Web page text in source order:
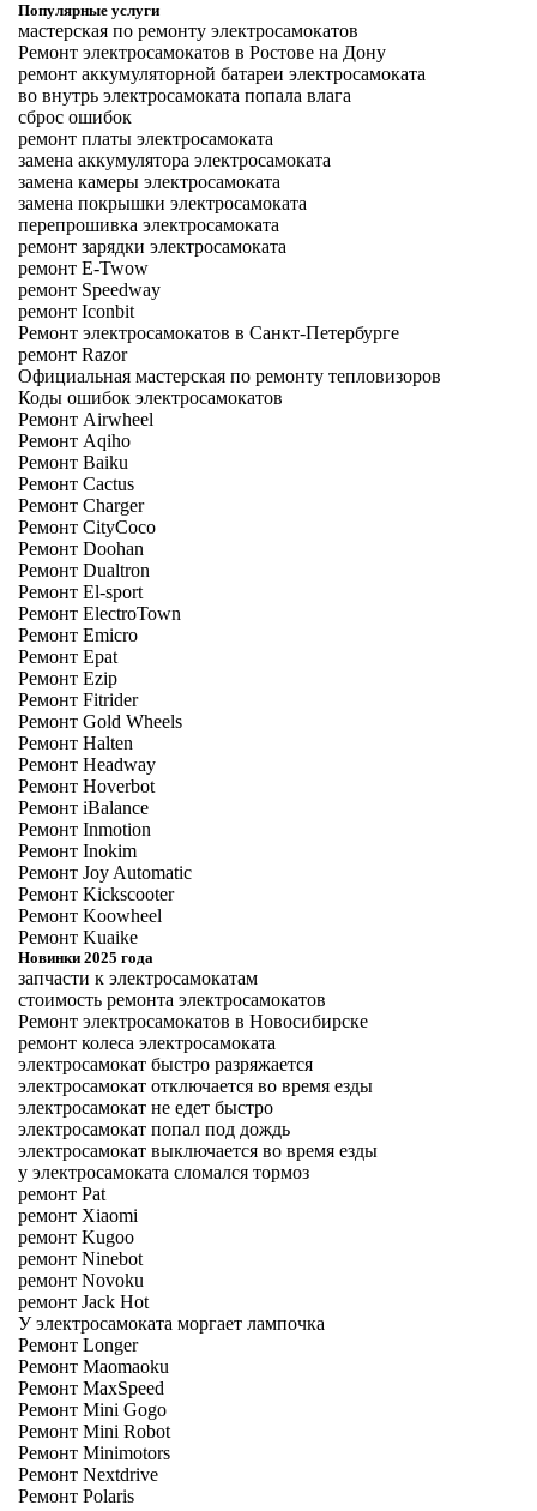
Популярные услуги
мастерская по ремонту электросамокатов
Ремонт электросамокатов в Ростове на Дону
ремонт аккумуляторной батареи электросамоката
во внутрь электросамоката попала влага
сброс ошибок
ремонт платы электросамоката
замена аккумулятора электросамоката
замена камеры электросамоката
замена покрышки электросамоката
перепрошивка электросамоката
ремонт зарядки электросамоката
ремонт E-Twow
ремонт Speedway
ремонт Iconbit
Ремонт электросамокатов в Санкт-Петербурге
ремонт Razor
Официальная мастерская по ремонту тепловизоров
Коды ошибок электросамокатов
Ремонт Airwheel
Ремонт Aqiho
Ремонт Baiku
Ремонт Cactus
Ремонт Charger
Ремонт CityCoco
Ремонт Doohan
Ремонт Dualtron
Ремонт El-sport
Ремонт ElectroTown
Ремонт Emicro
Ремонт Epat
Ремонт Ezip
Ремонт Fitrider
Ремонт Gold Wheels
Ремонт Halten
Ремонт Headway
Ремонт Hoverbot
Ремонт iBalance
Ремонт Inmotion
Ремонт Inokim
Ремонт Joy Automatic
Ремонт Kickscooter
Ремонт Koowheel
Ремонт Kuaike
Новинки 2025 года
запчасти к электросамокатам
стоимость ремонта электросамокатов
Ремонт электросамокатов в Новосибирске
ремонт колеса электросамоката
электросамокат быстро разряжается
электросамокат отключается во время езды
электросамокат не едет быстро
электросамокат попал под дождь
электросамокат выключается во время езды
у электросамоката сломался тормоз
ремонт Pat
ремонт Xiaomi
ремонт Kugoo
ремонт Ninebot
ремонт Novoku
ремонт Jack Hot
У электросамоката моргает лампочка
Ремонт Longer
Ремонт Maomaoku
Ремонт MaxSpeed
Ремонт Mini Gogo
Ремонт Mini Robot
Ремонт Minimotors
Ремонт Nextdrive
Ремонт Polaris